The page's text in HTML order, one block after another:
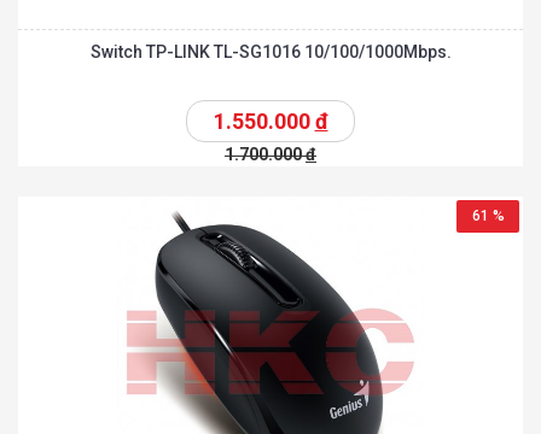
Switch TP-LINK TL-SG1016 10/100/1000Mbps.
1.550.000đ
1.700.000đ
61 %